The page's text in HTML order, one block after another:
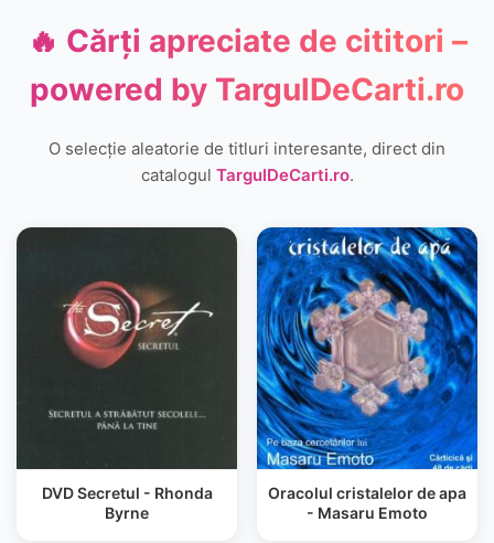
🔥 Cărți apreciate de cititori –
powered by TargulDeCarti.ro
O selecție aleatorie de titluri interesante, direct din
catalogul TargulDeCarti.ro.
DVD Secretul - Rhonda
Byrne
Oracolul cristalelor de apa
- Masaru Emoto